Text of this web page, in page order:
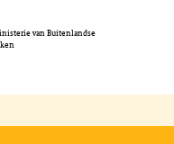
van Buitenlandse